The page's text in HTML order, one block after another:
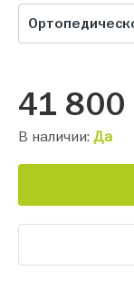
41 800
В наличии: Да